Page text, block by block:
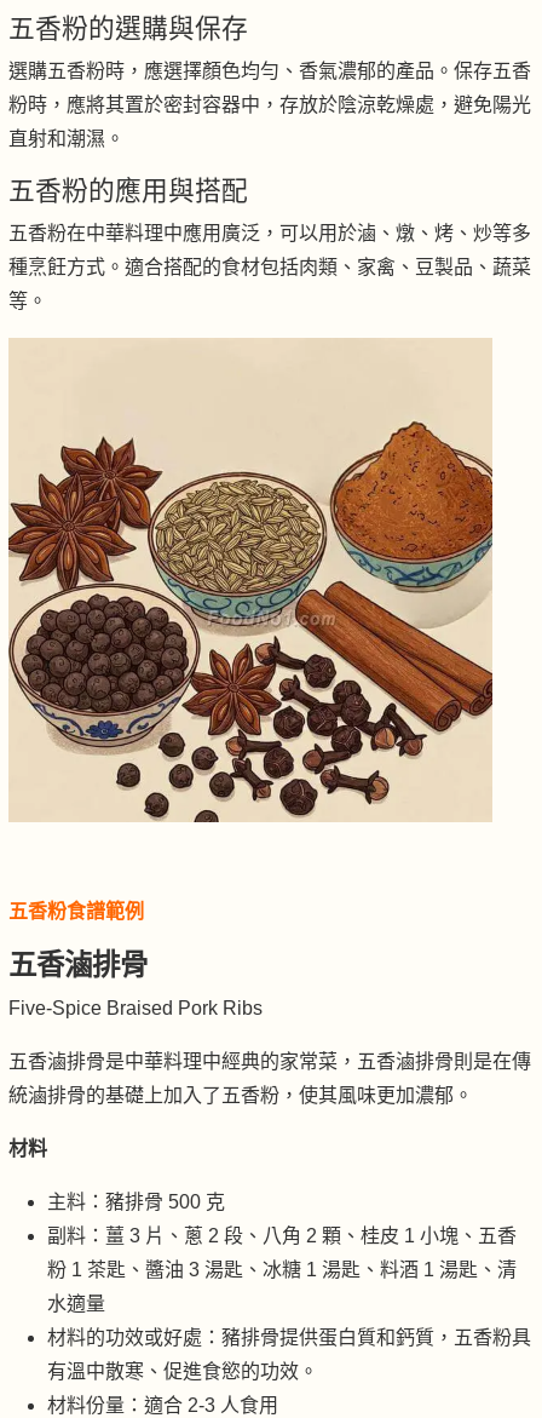
五香粉的選購與保存
選購五香粉時，應選擇顏色均勻、香氣濃郁的產品。保存五香
粉時，應將其置於密封容器中，存放於陰涼乾燥處，避免陽光
直射和潮濕。
五香粉的應用與搭配
五香粉在中華料理中應用廣泛，可以用於滷、燉、烤、炒等多
種烹飪方式。適合搭配的食材包括肉類、家禽、豆製品、蔬菜
等。
五香粉食譜範例
五香滷排骨
Five-Spice Braised Pork Ribs
五香滷排骨是中華料理中經典的家常菜，五香滷排骨則是在傳
統滷排骨的基礎上加入了五香粉，使其風味更加濃郁。
材料
主料：豬排骨 500 克
副料：薑 3 片、蔥 2 段、八角 2 顆、桂皮 1 小塊、五香
粉 1 茶匙、醬油 3 湯匙、冰糖 1 湯匙、料酒 1 湯匙、清
水適量
材料的功效或好處：豬排骨提供蛋白質和鈣質，五香粉具
有溫中散寒、促進食慾的功效。
材料份量：適合 2-3 人食用